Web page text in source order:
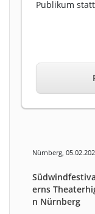
Publikum
Nürnberg,
erns
n Nürnberg